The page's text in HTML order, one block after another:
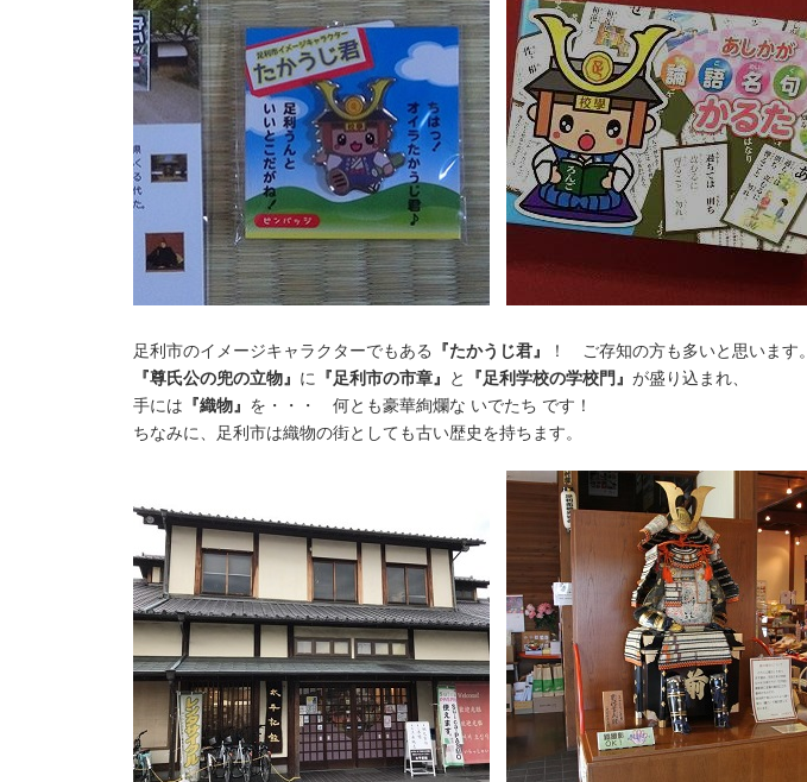
足利市のイメージキャラクターでもある 『たかうじ君』
！ ご存知の方も多いと思います。
『尊氏公の兜の立物』 に 『足利市の市章』 と 『足利学校の学校門』 が盛り込まれ、
手には 『織物』 を・・・ 何とも豪華絢爛な いでたち です！
ちなみに、足利市は織物の街としても古い歴史を持ちます。